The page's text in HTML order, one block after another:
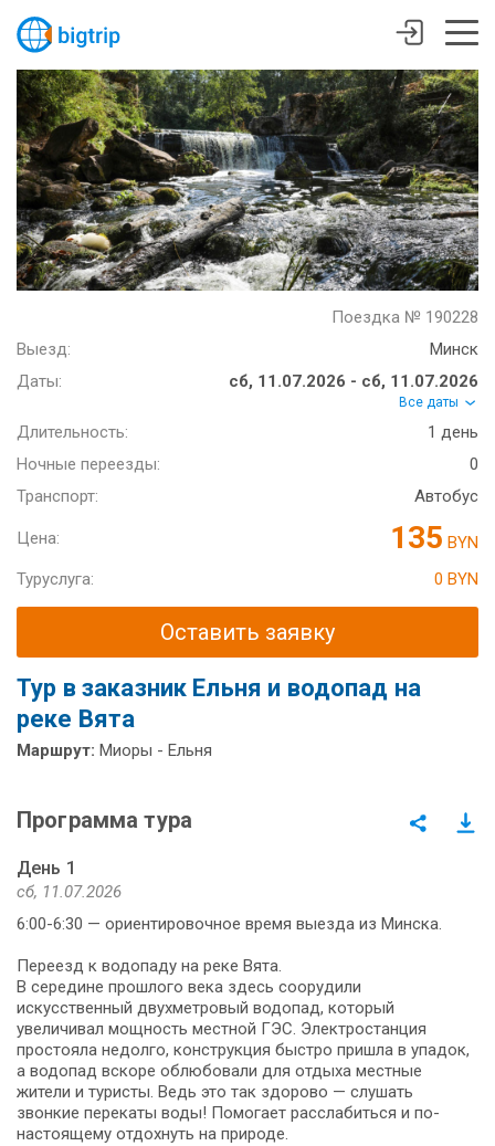
Поездка № 190228
Выезд:
Минск
Даты:
сб, 11.07.2026 - сб, 11.07.2026
Все даты
Длительность:
1 день
Ночные переезды:
0
Транспорт:
Автобус
Цена: 135 BYN
Туруслуга:
0 BYN
Оставить заявку
Тур в заказник Ельня и водопад на
реке Вята
Маршрут: Миоры - Ельня
Программа тура
День 1
сб, 11.07.2026
6:00-6:30 — ориентировочное время выезда из Минска.
Переезд к водопаду на реке Вята.
В середине прошлого века здесь соорудили
искусственный двухметровый водопад, который
увеличивал мощность местной ГЭС. Электростанция
простояла недолго, конструкция быстро пришла в упадок,
а водопад вскоре облюбовали для отдыха местные
жители и туристы. Ведь это так здорово — слушать
звонкие перекаты воды! Помогает расслабиться и по-
настоящему отдохнуть на природе.